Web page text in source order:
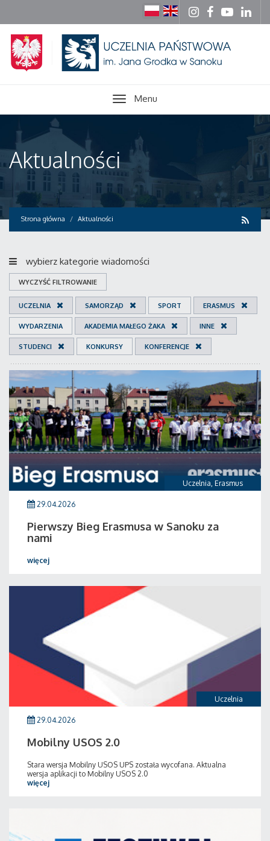
Menu
Aktualności
Strona główna Aktualności
wybierz kategorie wiadomości
WYCZYŚĆ FILTROWANIE
UCZELNIA SAMORZĄD SPORT ERASMUS
WYDARZENIA AKADEMIA MAŁEGO ŻAKA INNE
STUDENCI KONKURSY KONFERENCJE
Uczelnia, Erasmus
29.04.2026
Pierwszy Bieg Erasmusa w Sanoku za
nami
więcej
Uczelnia
29.04.2026
Mobilny USOS 2.0
Stara wersja Mobilny USOS UPS została wycofana. Aktualna
wersja aplikacji to Mobilny USOS 2.0
więcej